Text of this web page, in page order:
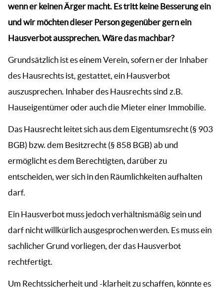
wenn er keinen Ärger macht. Es tritt keine Besserung ein
und wir möchten dieser Person gegenüber gern ein
Hausverbot aussprechen. Wäre das machbar?
Grundsätzlich ist es einem Verein, sofern er der Inhaber
des Hausrechts ist, gestattet, ein Hausverbot
auszusprechen. Inhaber des Hausrechts sind z.B.
Hauseigentümer oder auch die Mieter einer Immobilie.
Das Hausrecht leitet sich aus dem Eigentumsrecht (§ 903
BGB) bzw. dem Besitzrecht (§ 858 BGB) ab und
ermöglicht es dem Berechtigten, darüber zu
entscheiden, wer sich in den Räumlichkeiten aufhalten
darf.
Ein Hausverbot muss jedoch verhältnismäßig sein und
darf nicht willkürlich ausgesprochen werden. Es muss ein
sachlicher Grund vorliegen, der das Hausverbot
rechtfertigt.
Um Rechtssicherheit und -klarheit zu schaffen, könnte es